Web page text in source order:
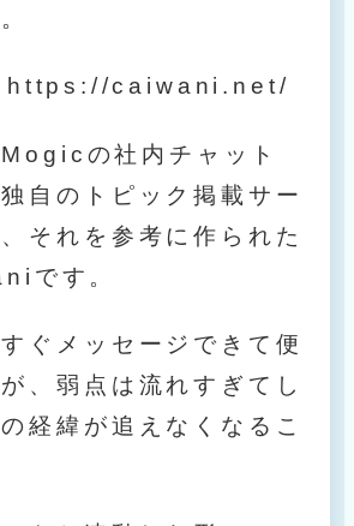
https://caiwani.net/
の社内チャット
自のトピック掲載サー
それを参考に作られた
です。
ぐメッセージできて便
、弱点は流れすぎてし
経緯が追えなくなるこ